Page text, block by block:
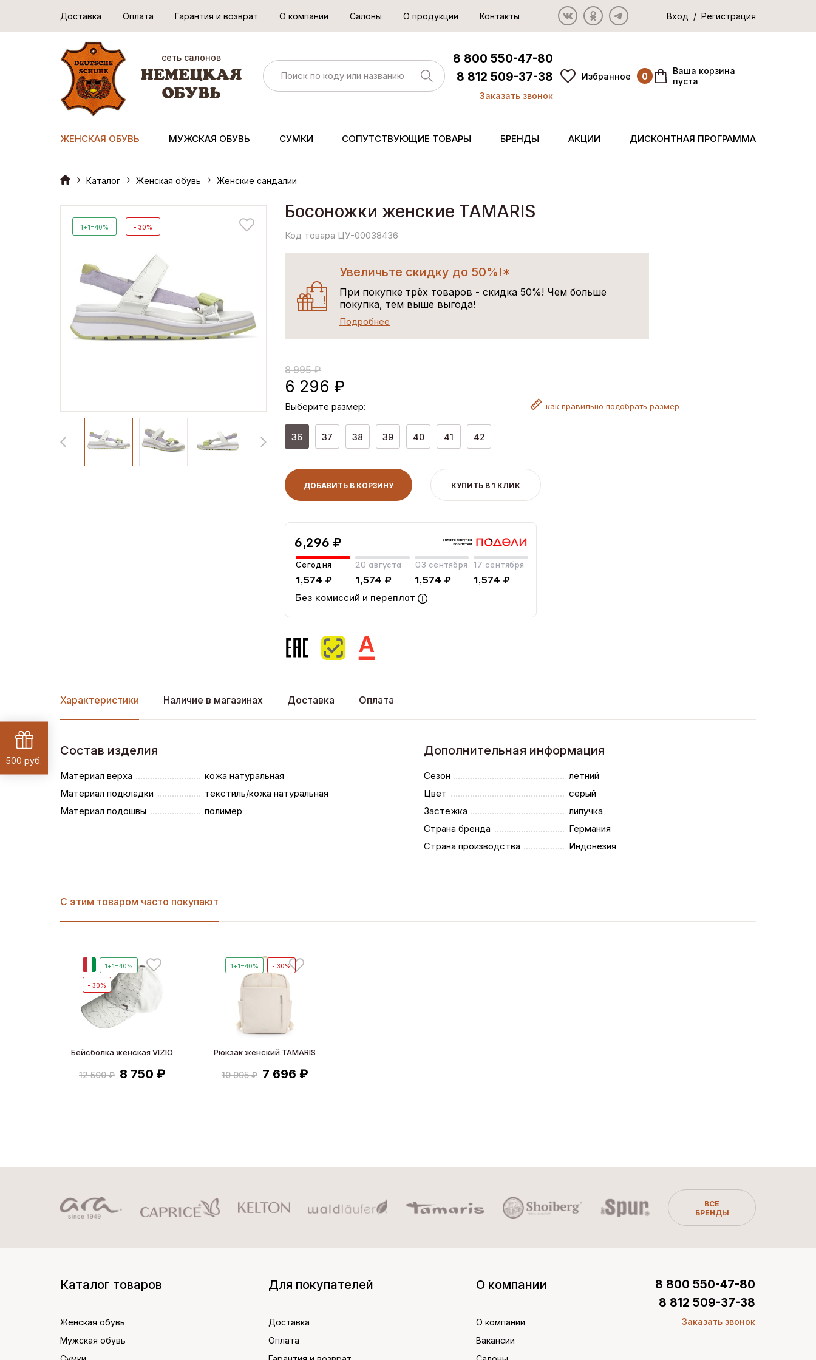
Доставка Оплата Гарантия и возврат О компании Салоны О продукции Контакты Вход / Регистрация
сеть салонов
8 800 550-47-80
8 812 509-37-38
Заказать звонок
Избранное 0
Ваша корзина
пуста
ЖЕНСКАЯ ОБУВЬ МУЖСКАЯ ОБУВЬ СУМКИ СОПУТСТВУЮЩИЕ ТОВАРЫ БРЕНДЫ АКЦИИ ДИСКОНТНАЯ ПРОГРАММА
Каталог Женская обувь Женские сандалии
1+1=40% - 30%
Босоножки женские TAMARIS
Код товара ЦУ-00038436
Увеличьте скидку до 50%!*
При покупке трёх товаров - скидка 50%! Чем больше
покупка, тем выше выгода!
Подробнее
8 995 ₽
6 296 ₽
Выберите размер: как правильно подобрать размер
36 37 38 39 40 41 42
ДОБАВИТЬ В КОРЗИНУ КУПИТЬ В 1 КЛИК
6,296 ₽
Сегодня
1,574 ₽
20 августа
1,574 ₽
03 сентября
1,574 ₽
17 сентября
1,574 ₽
Без комиссий и переплат
Характеристики Наличие в магазинах Доставка Оплата
Состав изделия
Материал верха
кожа натуральная
Материал подкладки
текстиль/кожа натуральная
Материал подошвы
полимер
Дополнительная информация
Сезон
летний
Цвет
серый
Застежка
липучка
Страна бренда
Германия
Страна производства
Индонезия
С этим товаром часто покупают
1+1=40%
- 30%
Бейсболка женская VIZIO
12 500 ₽ 8 750 ₽
1+1=40% - 30%
Рюкзак женский TAMARIS
10 995 ₽ 7 696 ₽
ВСЕ
БРЕНДЫ
Каталог товаров
Женская обувь
Мужская обувь
Для покупателей
Доставка
Оплата
О компании
О компании
Вакансии
8 800 550-47-80
8 812 509-37-38
Заказать звонок
500 руб.